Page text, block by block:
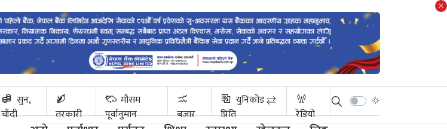
सुन,
चाँदी
तरकारी
मौसम
पूर्वानुमान
बजार
युनिकोड ⇄
प्रिति
रेडियो